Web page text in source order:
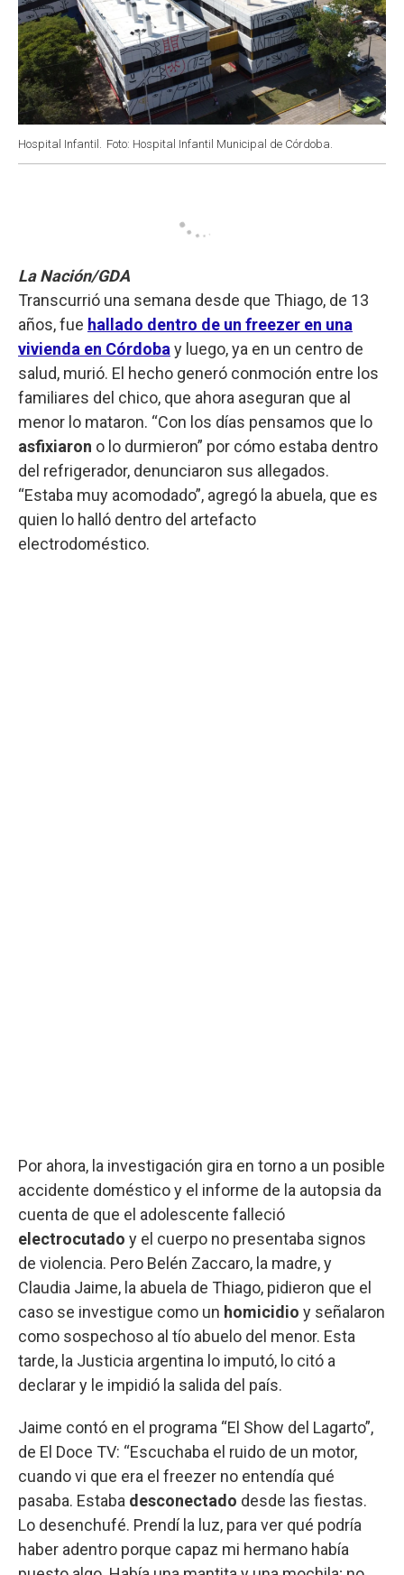
Hospital Infantil. Foto: Hospital Infantil Municipal de Córdoba.
La Nación/GDA
Transcurrió una semana desde que Thiago, de 13
años, fue hallado dentro de un freezer en una
vivienda en Córdoba y luego, ya en un centro de
salud, murió. El hecho generó conmoción entre los
familiares del chico, que ahora aseguran que al
menor lo mataron. “Con los días pensamos que lo
asfixiaron o lo durmieron” por cómo estaba dentro
del refrigerador, denunciaron sus allegados.
“Estaba muy acomodado”, agregó la abuela, que es
quien lo halló dentro del artefacto
electrodoméstico.
Por ahora, la investigación gira en torno a un posible
accidente doméstico y el informe de la autopsia da
cuenta de que el adolescente falleció
electrocutado y el cuerpo no presentaba signos
de violencia. Pero Belén Zaccaro, la madre, y
Claudia Jaime, la abuela de Thiago, pidieron que el
caso se investigue como un homicidio y señalaron
como sospechoso al tío abuelo del menor. Esta
tarde, la Justicia argentina lo imputó, lo citó a
declarar y le impidió la salida del país.
Jaime contó en el programa “El Show del Lagarto”,
de El Doce TV: “Escuchaba el ruido de un motor,
cuando vi que era el freezer no entendía qué
pasaba. Estaba desconectado desde las fiestas.
Lo desenchufé. Prendí la luz, para ver qué podría
haber adentro porque capaz mi hermano había